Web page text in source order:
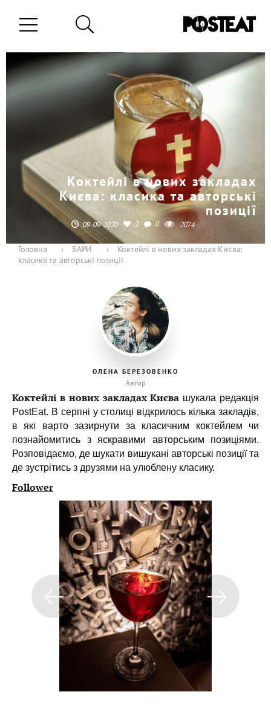
Коктейлі в нових закладах
Києва: класика та авторські
позиції
09-09-2020 2 0 2074
Головна › БАРИ ›
Коктейлі в нових закладах Києва:
класика та авторські позиції
ОЛЕНА БЕРЕЗОВЕНКО
Автор
Коктейлі в нових закладах Києва шукала редакція
PostEat. В серпні у столиці відкрилось кілька закладів,
в які варто зазирнути за класичним коктейлем чи
познайомитись з яскравими авторським позиціями.
Розповідаємо, де шукати вишукані авторські позиції та
де зустрітись з друзями на улюблену класику.
Follower